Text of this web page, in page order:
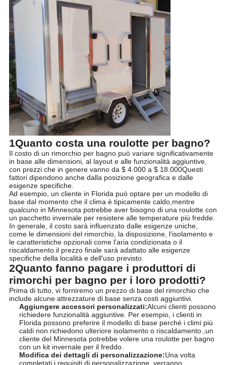
1Quanto costa una roulotte per bagno?
Il costo di un rimorchio per bagno può variare significativamente
in base alle dimensioni, al layout e alle funzionalità aggiuntive,
con prezzi che in genere vanno da $ 4.000 a $ 18.000Questi
fattori dipendono anche dalla posizione geografica e dalle
esigenze specifiche.
Ad esempio, un cliente in Florida può optare per un modello di
base dal momento che il clima è tipicamente caldo,mentre
qualcuno in Minnesota potrebbe aver bisogno di una roulotte con
un pacchetto invernale per resistere alle temperature più fredde.
In generale, il costo sarà influenzato dalle esigenze uniche,
come le dimensioni del rimorchio, la disposizione, l'isolamento e
le caratteristiche opzionali come l'aria condizionata o il
riscaldamento.il prezzo finale sarà adattato alle esigenze
specifiche della località e dell'uso previsto.
2Quanto fanno pagare i produttori di
rimorchi per bagno per i loro prodotti?
Prima di tutto, vi forniremo un prezzo di base del rimorchio che
include alcune attrezzature di base senza costi aggiuntivi.
Aggiungere accessori personalizzati:Alcuni clienti possono
richiedere funzionalità aggiuntive. Per esempio, i clienti in
Florida possono preferire il modello di base perché i climi più
caldi non richiedono ulteriore isolamento o riscaldamento.,un
cliente del Minnesota potrebbe volere una roulotte per bagno
con un kit invernale per il freddo.
Modifica dei dettagli di personalizzazione:Una volta
completati i requisiti di personalizzazione, verranno